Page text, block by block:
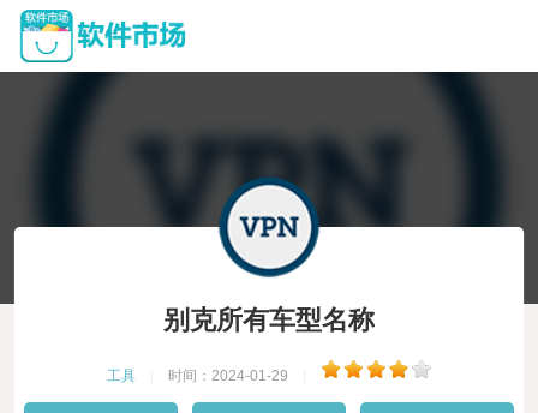
别克所有车型名称
工具 时间：2024-01-29